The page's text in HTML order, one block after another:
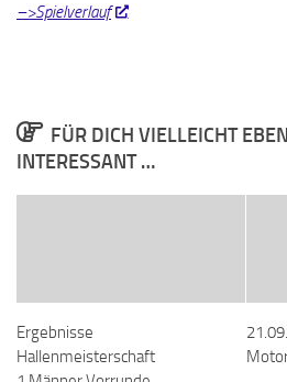
–>Spielverlauf
FÜR DICH VIELLEICHT
INTERESSANT …
Ergebnisse
Hallenmeisterschaft